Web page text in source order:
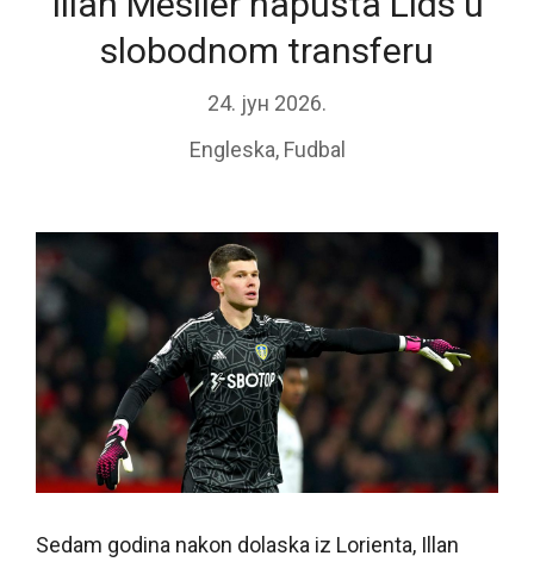
slobodnom transferu
24. јун 2026.
Engleska, Fudbal
Sedam godina nakon dolaska iz Lorienta, Illan